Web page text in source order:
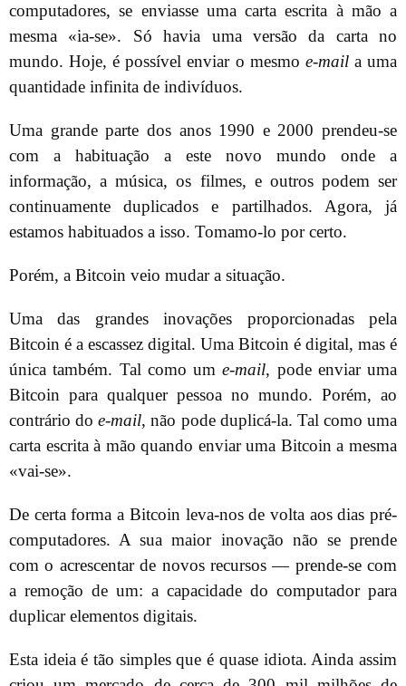
computadores, se enviasse uma carta escrita à mão a
mesma «ia-se». Só havia uma versão da carta no
mundo. Hoje, é possível enviar o mesmo e-maila uma
quantidade infinita de indivíduos.
Uma grande parte dos anos 1990 e 2000 prendeu-se
com a habituação a este novo mundo onde a
informação, a música, os filmes, e outros podem ser
continuamente duplicados e partilhados. Agora, já
estamos habituados a isso. Tomamo-lo por certo.
Porém, a Bitcoin veio mudar a situação.
Uma das grandes inovações proporcionadas pela
Bitcoin é a escassez digital. Uma Bitcoin é digital, mas é
única também. Tal como ume-mail, pode enviar uma
Bitcoin para qualquer pessoa no mundo. Porém, ao
contrário doe-mail, não pode duplicá-la. Tal como uma
carta escrita à mão quando enviar uma Bitcoin a mesma
«vai-se».
De certa forma a Bitcoin leva-nos de volta aos dias pré-
computadores. A sua maior inovação não se prende
com o acrescentar de novos recursos — prende-se com
a remoção de um: a capacidade do computador para
duplicar elementos digitais.
Esta ideia é tão simples que é quase idiota. Ainda assim